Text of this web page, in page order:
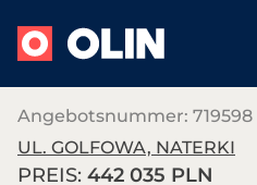
Angebotsnummer: 719598
UL. GOLFOWA, NATERKI
PREIS: 442 035 PLN